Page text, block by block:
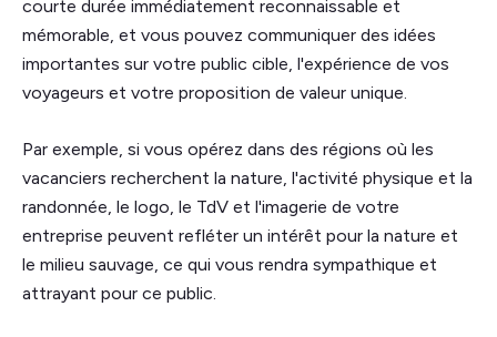
courte durée immédiatement reconnaissable et
mémorable, et vous pouvez communiquer des idées
importantes sur votre public cible, l'expérience de vos
voyageurs et votre proposition de valeur unique.
Par exemple, si vous opérez dans des régions où les
vacanciers recherchent la nature, l'activité physique et la
randonnée, le logo, le TdV et l'imagerie de votre
entreprise peuvent refléter un intérêt pour la nature et
le milieu sauvage, ce qui vous rendra sympathique et
attrayant pour ce public.